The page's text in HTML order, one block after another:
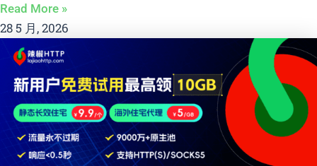
Read More »
28 5 月, 2026